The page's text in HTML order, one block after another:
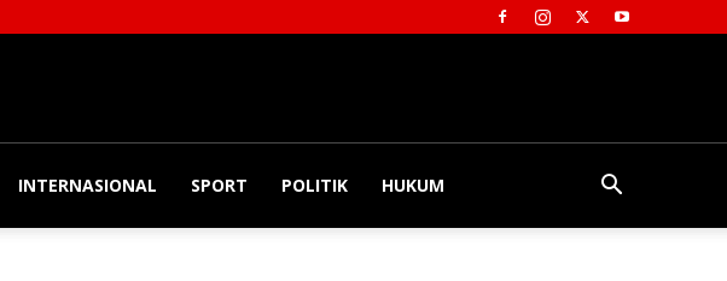
INTERNASIONAL SPORT POLITIK HUKUM